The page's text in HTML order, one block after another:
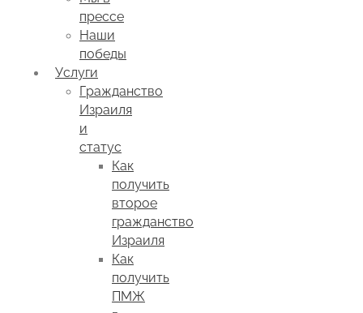
прессе
Наши
победы
Услуги
Гражданство
Израиля
и
статус
Как
получить
второе
гражданство
Израиля
Как
получить
ПМЖ